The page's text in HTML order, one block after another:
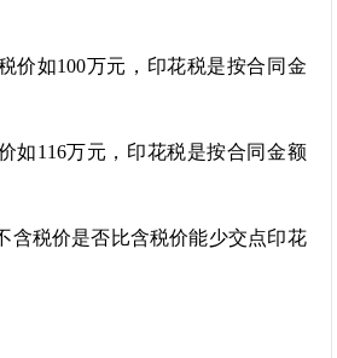
价如100万元，印花税是按合同金
如116万元，印花税是按合同金额
含税价是否比含税价能少交点印花